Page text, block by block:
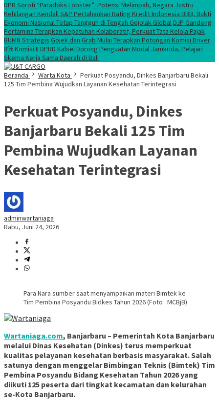
DPR Soroti “Paradoks Lobster”: Potensi Melimpah, Negara Justru
Kehilangan Kendali S&P Pertahankan Rating Kredit Indonesia BBB, Bukti
Ekonomi Nasional Tetap Tangguh di Tengah Gejolak GlobalDJP Gandeng
Pertamina Terapkan Kepatuhan Kolaboratif, Perkuat Tata Kelola Pajak
BUMN Strategis Gojek dan Grab Mulai Terapkan Potongan Komisi Driver
8℅Komisi II DPRD Kalsel Dorong Penguatan Modal Jamkrida, Pelajari
Skema Kerja Sama Daerah di Bali
Beranda
Warta Kota
Perkuat Posyandu, Dinkes Banjarbaru Bekali
125 Tim Pembina Wujudkan Layanan Kesehatan Terintegrasi
Perkuat Posyandu, Dinkes
Banjarbaru Bekali 125 Tim
Pembina Wujudkan Layanan
Kesehatan Terintegrasi
adminwartaniaga
Rabu, Juni 24, 2026
Para Nara sumber saat menyampaikan materi Bimtek ke
Tim Pembina Posyandu Bidkes Tahun 2026 (Foto : MCBjB)
Wartaniaga.com, Banjarbaru – Pemerintah Kota Banjarbaru
melalui Dinas Kesehatan (Dinkes) terus memperkuat
kualitas pelayanan kesehatan berbasis masyarakat. Salah
satunya dengan menggelar Bimbingan Teknis (Bimtek) Tim
Pembina Posyandu Bidang Kesehatan Tahun 2026 yang
diikuti 125 peserta dari tingkat kecamatan dan kelurahan
se-Kota Banjarbaru.